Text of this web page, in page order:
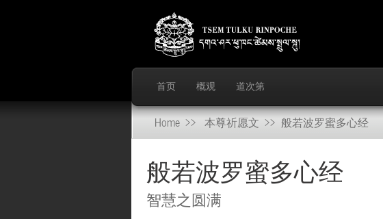
首页 概观 道次第
Home >> 本尊祈愿文 >> 般若波罗蜜多心经
般若波罗蜜多心经
智慧之圆满